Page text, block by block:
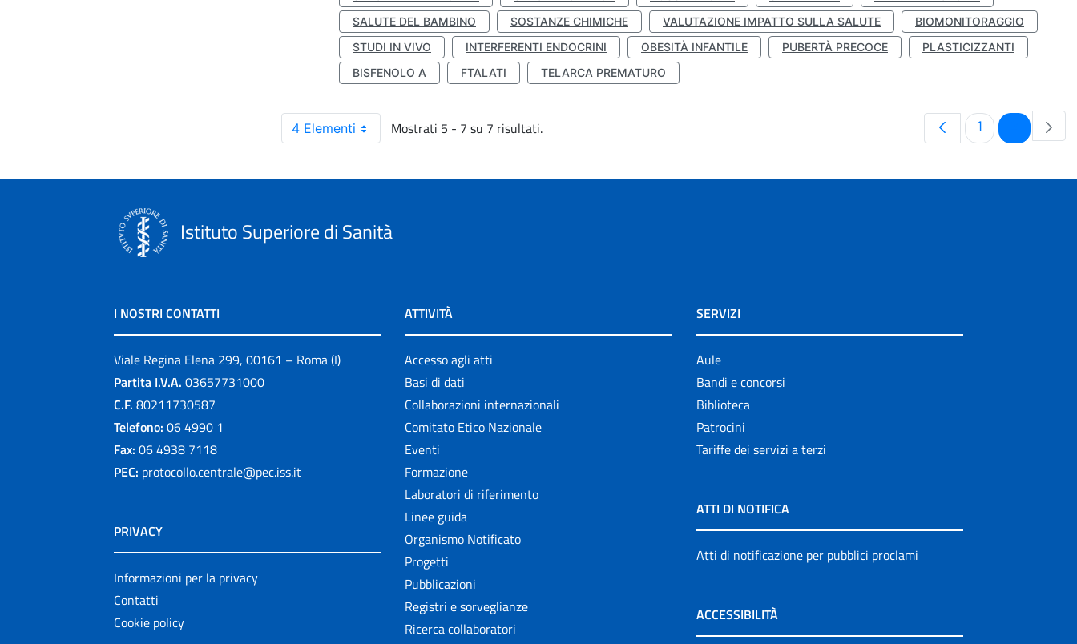
SALUTE DEL BAMBINO
SOSTANZE CHIMICHE VALUTAZIONE IMPATTO SULLA SALUTE
BIOMONITORAGGIO
STUDI IN VIVO
INTERFERENTI ENDOCRINI OBESITÀ INFANTILE PUBERTÀ PRECOCE
PLASTICIZZANTI
BISFENOLO A
FTALATI TELARCA PREMATURO
4 Elementi Mostrati 5 - 7 su 7 risultati. Pagina
1 Pagina
Istituto Superiore di Sanità
I NOSTRI CONTATTI
Viale Regina Elena 299, 00161 – Roma (I)
Partita I.V.A. 03657731000
C.F. 80211730587
Telefono: 06 4990 1
Fax: 06 4938 7118
PEC: protocollo.centrale@pec.iss.it
PRIVACY
Informazioni per la privacy
Contatti
Cookie policy
ATTIVITÀ
Accesso agli atti
Basi di dati
Collaborazioni internazionali
Comitato Etico Nazionale
Eventi
Formazione
Laboratori di riferimento
Linee guida
Organismo Notificato
Progetti
Pubblicazioni
Registri e sorveglianze
Ricerca collaboratori
SERVIZI
Aule
Bandi e concorsi
Biblioteca
Patrocini
Tariffe dei servizi a terzi
ATTI DI NOTIFICA
Atti di notificazione per pubblici proclami
ACCESSIBILITÀ